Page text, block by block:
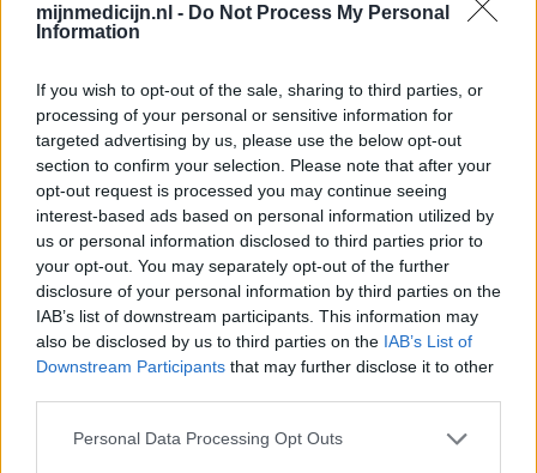
mijnmedicijn.nl - Do Not Process My Personal
Information
If you wish to opt-out of the sale, sharing to third parties, or
processing of your personal or sensitive information for
targeted advertising by us, please use the below opt-out
section to confirm your selection. Please note that after your
opt-out request is processed you may continue seeing
interest-based ads based on personal information utilized by
us or personal information disclosed to third parties prior to
your opt-out. You may separately opt-out of the further
disclosure of your personal information by third parties on the
IAB’s list of downstream participants. This information may
also be disclosed by us to third parties on the IAB’s List of
Downstream Participants that may further disclose it to other
Personal Data Processing Opt Outs
Effectiviteit
Nihibin werkt erg goed nog enkele keer kramp maar niet
meer zo veel als voorheen. Nu 2 weken gebruikt en denk
2 a 3 keer mog kramp gehad. Hopelijk blijft het nu weg
anders terug naar de huisarts. Ik had elke nacht 7 tot 8
keer per nacht krampen en dat elke nacht. Ik was over
dag kapot omdat ik erg veel slaap te kort kwam nu is dat
beter maar nog niet helemaal weg. Maa[lees meer...]
geef mening 0 reacties
Inhibin